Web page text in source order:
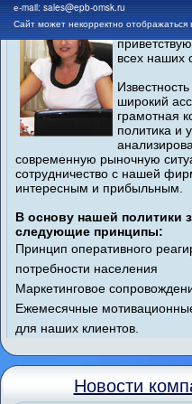
Дорогие
всех наших
широкий
грамотная
политика и
современную рыночную
сотрудничество с нашей
интересным и прибыльным.
В основу нашей политики
следующие принципы:
Принцип оперативного
потребности населения
Маркетинговое
Ежемесячные
для наших клиентов.
Новости
е-mail:sales@epb-omsk.ru
Сайт может некорректно